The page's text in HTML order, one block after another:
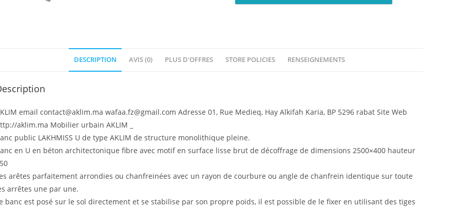
DESCRIPTION AVIS (0) PLUS D'OFFRES STORE POLICIES RENSEIGNEMENTS
email contact@aklim.ma wafaa.fz@gmail.com Adresse 01, Rue Medieq, Hay Alkifah Karia, BP 5296 rabat Site Web
aklim.ma Mobilier urbain AKLIM _
public LAKHMISS U de type AKLIM de structure monolithique pleine.
en U en béton architectonique fibre avec motif en surface lisse brut de décoffrage de dimensions 2500×400 hauteur
arêtes parfaitement arrondies ou chanfreinées avec un rayon de courbure ou angle de chanfrein identique sur toute
arrêtes une par une.
banc est posé sur le sol directement et se stabilise par son propre poids, il est possible de le fixer en utilisant des tiges